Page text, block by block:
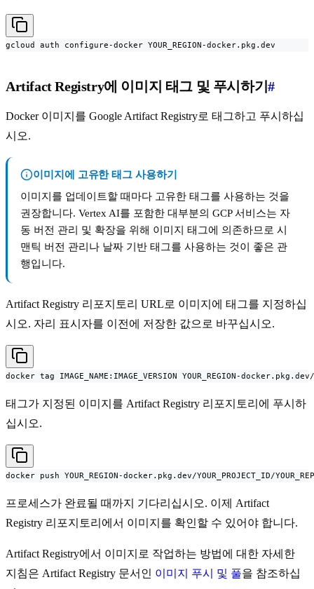
gcloud auth configure-docker YOUR_REGION-docker.pkg.dev
Artifact Registry에 이미지 태그 및 푸시하기#
Docker 이미지를 Google Artifact Registry로 태그하고 푸시하십
시오.
이미지에 고유한 태그 사용하기
이미지를 업데이트할 때마다 고유한 태그를 사용하는 것을
권장합니다. Vertex AI를 포함한 대부분의 GCP 서비스는 자
동 버전 관리 및 확장을 위해 이미지 태그에 의존하므로 시
맨틱 버전 관리나 날짜 기반 태그를 사용하는 것이 좋은 관
행입니다.
Artifact Registry 리포지토리 URL로 이미지에 태그를 지정하십
시오. 자리 표시자를 이전에 저장한 값으로 바꾸십시오.
docker tag IMAGE_NAME:IMAGE_VERSION YOUR_REGION-docker.pkg.dev/
태그가 지정된 이미지를 Artifact Registry 리포지토리에 푸시하
십시오.
docker push YOUR_REGION-docker.pkg.dev/YOUR_PROJECT_ID/
프로세스가 완료될 때까지 기다리십시오. 이제 Artifact
Registry 리포지토리에서 이미지를 확인할 수 있어야 합니다.
Artifact Registry에서 이미지로 작업하는 방법에 대한 자세한
지침은 Artifact Registry 문서인 이미지 푸시 및 풀을 참조하십